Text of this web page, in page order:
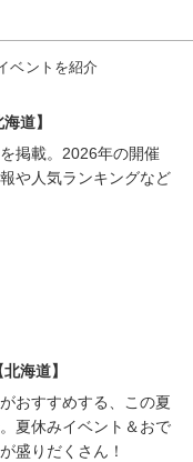
ベントを紹介
道】
掲載。2026年の開催
や人気ランキングなど
海道】
おすすめする、この夏
夏休みイベント＆おで
盛りだくさん！